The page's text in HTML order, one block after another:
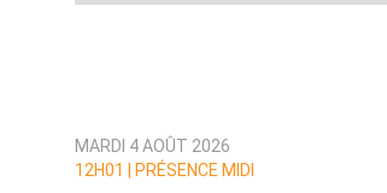
MARDI 4 AOÛT 2026
12H01 |
PRÉSENCE MIDI